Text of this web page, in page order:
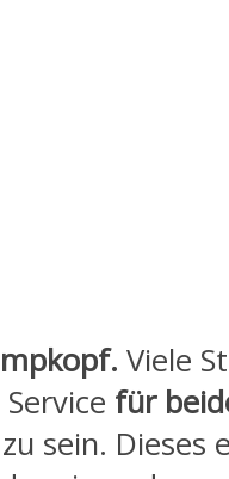
Viele
für
zu sein. Dieses